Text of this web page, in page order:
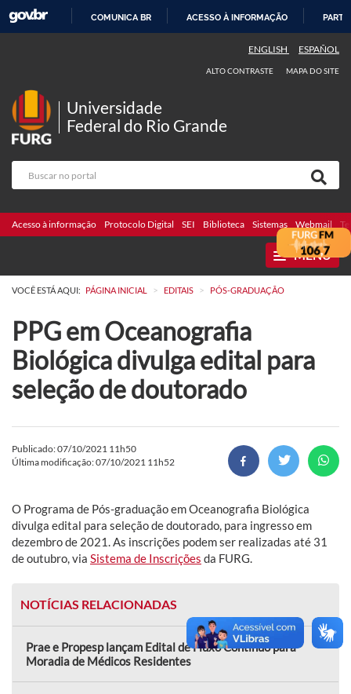
COMUNICA BR ACESSO À INFORMAÇÃO
ENGLISH ESPAÑOL
ALTO CONTRASTE MAPA DO SITE
Universidade
Federal do Rio Grande
Acesso à informação Protocolo Digital SEI Biblioteca Sistemas Webmail
MENU
VOCÊ ESTÁ AQUI: PÁGINA INICIAL > EDITAIS > PÓS-GRADUAÇÃO
PPG em Oceanografia
Biológica divulga edital para
seleção de doutorado
Publicado: 07/10/2021 11h50
Última modificação: 07/10/2021 11h52
O Programa de Pós-graduação em Oceanografia Biológica
divulga edital para seleção de doutorado, para ingresso em
dezembro de 2021. As inscrições podem ser realizadas até 31
de outubro, via Sistema de Inscrições da FURG.
NOTÍCIAS RELACIONADAS
Prae e Propesp lançam Edital de Fluxo Contínuo para
Moradia de Médicos Residentes